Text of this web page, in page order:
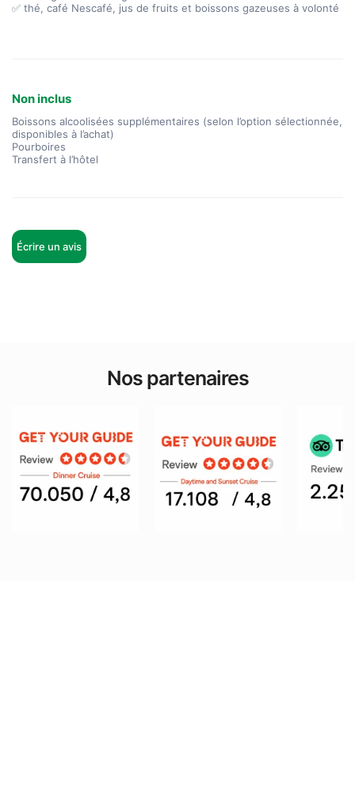
✅ thé, café Nescafé, jus de fruits et boissons gazeuses à volonté
Non inclus
Boissons alcoolisées supplémentaires (selon l’option sélectionnée,
disponibles à l’achat)
Pourboires
Transfert à l’hôtel
Écrire un avis
Nos partenaires